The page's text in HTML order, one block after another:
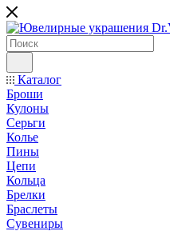
Каталог
Броши
Кулоны
Серьги
Колье
Пины
Цепи
Кольца
Брелки
Браслеты
Сувениры